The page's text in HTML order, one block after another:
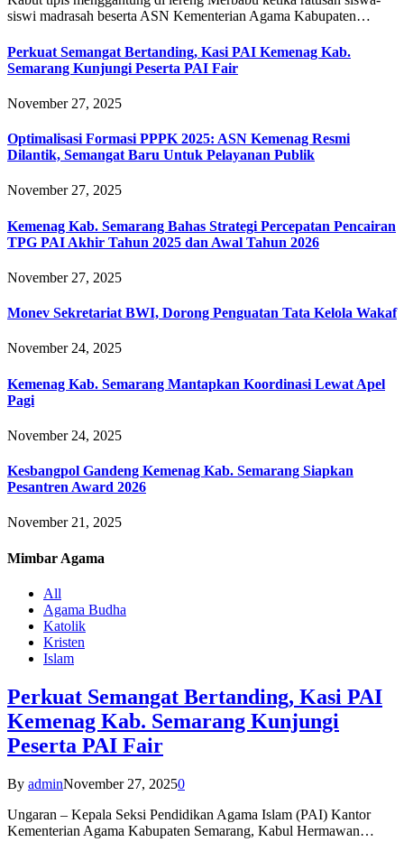
siswi madrasah beserta ASN Kementerian Agama Kabupaten…
Perkuat Semangat Bertanding, Kasi PAI Kemenag Kab.
Semarang Kunjungi Peserta PAI Fair
November 27, 2025
Optimalisasi Formasi PPPK 2025: ASN Kemenag Resmi
Dilantik, Semangat Baru Untuk Pelayanan Publik
November 27, 2025
Kemenag Kab. Semarang Bahas Strategi Percepatan Pencairan
TPG PAI Akhir Tahun 2025 dan Awal Tahun 2026
November 27, 2025
Monev Sekretariat BWI, Dorong Penguatan Tata Kelola Wakaf
November 24, 2025
Kemenag Kab. Semarang Mantapkan Koordinasi Lewat Apel
Pagi
November 24, 2025
Kesbangpol Gandeng Kemenag Kab. Semarang Siapkan
Pesantren Award 2026
November 21, 2025
Mimbar Agama
All
Agama Budha
Katolik
Kristen
Islam
Perkuat Semangat Bertanding, Kasi PAI
Kemenag Kab. Semarang Kunjungi
Peserta PAI Fair
By adminNovember 27, 20250
Ungaran – Kepala Seksi Pendidikan Agama Islam (PAI) Kantor
Kementerian Agama Kabupaten Semarang, Kabul Hermawan…